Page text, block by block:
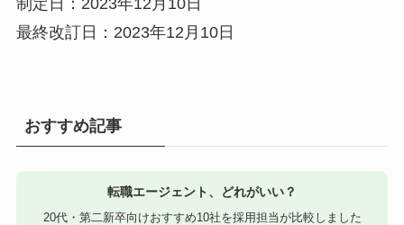
制定日：2023年12月10日
最終改訂日：2023年12月10日
おすすめ記事
転職エージェント、どれがいい？
20代・第二新卒向けおすすめ10社を採用担当が比較しました